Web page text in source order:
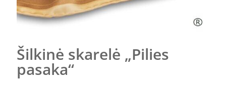
Šilkinė skarelė „Pilies
pasaka“